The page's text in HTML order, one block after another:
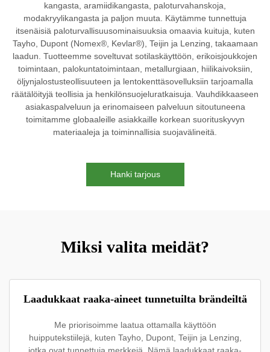
kangasta, aramiidikangasta, paloturvahanskoja,
modakryylikangasta ja paljon muuta. Käytämme tunnettuja
itsenäisiä paloturvallisuusominaisuuksia omaavia kuituja, kuten
Tayho, Dupont (Nomex®, Kevlar®), Teijin ja Lenzing, takaamaan
laadun. Tuotteemme soveltuvat sotilaskäyttöön, erikoisjoukkojen
toimintaan, palokuntatoimintaan, metallurgiaan, hiilikaivoksiin,
öljynjalostusteollisuuteen ja lentokenttäsovelluksiin tarjoamalla
räätälöityjä teollisia ja henkilönsuojeluratkaisuja. Vauhdikkaaseen
asiakaspalveluun ja erinomaiseen palveluun sitoutuneena
toimitamme globaaleille asiakkaille korkean suorituskyvyn
materiaaleja ja toiminnallisia suojavälineitä.
Hanki tarjous
Miksi valita meidät?
Laadukkaat raaka-aineet tunnetuilta brändeiltä
Me priorisoimme laatua ottamalla käyttöön
huipputekstiilejä, kuten Tayho, Dupont, Teijin ja Lenzing,